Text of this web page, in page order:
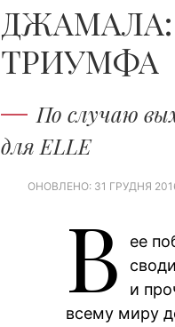
ТРИУМФА
По случаю
для ELLE
ОНОВЛЕНО: 31 ГРУДНЯ
В
ее
и
всему миру